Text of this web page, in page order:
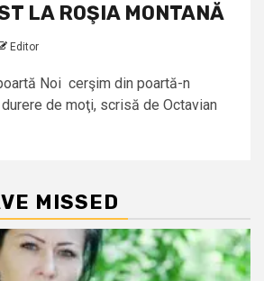
LA ROŞIA MONTANĂ
Editor
Noi cerşim din poartă-n
durere de moţi, scrisă de Octavian
MISSED